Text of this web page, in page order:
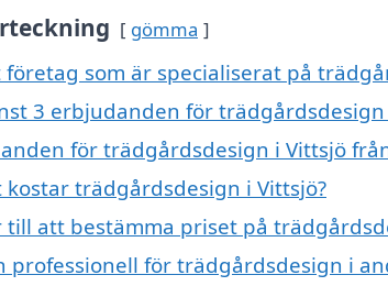
gömma
företag som är specialiserat på
3 erbjudanden för
för trädgårdsdesign i Vittsjö
kostar trädgårdsdesign i Vittsjö?
till att bestämma priset på
professionell för trädgårdsdesign i